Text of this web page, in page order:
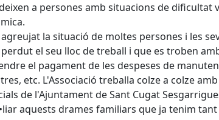
a persones amb situacions de dificultat
la situació de moltes persones i les
el seu lloc de treball i que es troben
el pagament de les despeses de
etc. L'Associació treballa colze a colze
de l'Ajuntament de Sant Cugat
aquests drames familiars que ja tenim